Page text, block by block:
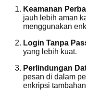
Keamanan
jauh lebih aman
menggunakan
Login Tanpa
yang lebih kuat.
Perlindungan
pesan di dalam
enkripsi